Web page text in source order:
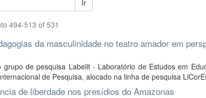
Ir
494-513 of 531
da masculinidade no teatro amador em
de pesquisa Labelit - Laboratório de Estudos em
de Pesquisa, alocado na linha de pesquisa
de liberdade nos presídios do Amazonas